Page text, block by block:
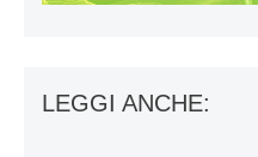
LEGGI ANCHE: